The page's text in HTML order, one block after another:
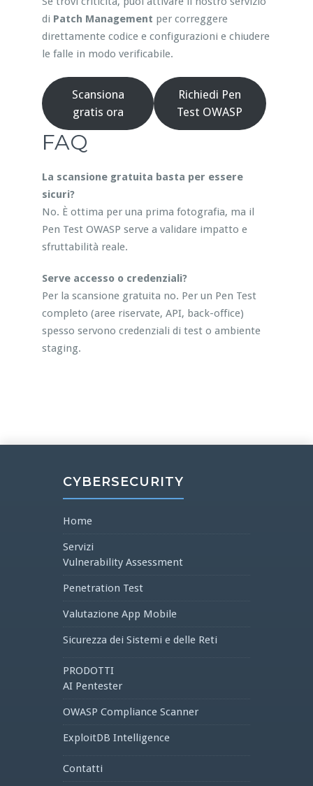
di Patch Management per correggere
direttamente codice e configurazioni e chiudere
le falle in modo verificabile.
Scansiona
gratis ora
Richiedi Pen
Test OWASP
FAQ
La scansione gratuita basta per essere
sicuri?
No. È ottima per una prima fotografia, ma il
Pen Test OWASP serve a validare impatto e
sfruttabilità reale.
Serve accesso o credenziali?
Per la scansione gratuita no. Per un Pen Test
completo (aree riservate, API, back-office)
spesso servono credenziali di test o ambiente
staging.
CYBERSECURITY
Home
Servizi
Vulnerability Assessment
Penetration Test
Valutazione App Mobile
Sicurezza dei Sistemi e delle Reti
PRODOTTI
AI Pentester
OWASP Compliance Scanner
ExploitDB Intelligence
Contatti